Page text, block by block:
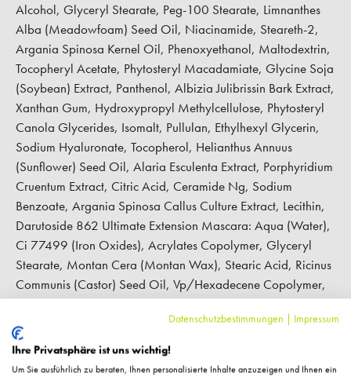
Alcohol, Glyceryl Stearate, Peg-100 Stearate, Limnanthes
Alba (Meadowfoam) Seed Oil, Niacinamide, Steareth-2,
Argania Spinosa Kernel Oil, Phenoxyethanol, Maltodextrin,
Tocopheryl Acetate, Phytosteryl Macadamiate, Glycine Soja
(Soybean) Extract, Panthenol, Albizia Julibrissin Bark Extract,
Xanthan Gum, Hydroxypropyl Methylcellulose, Phytosteryl
Canola Glycerides, Isomalt, Pullulan, Ethylhexyl Glycerin,
Sodium Hyaluronate, Tocopherol, Helianthus Annuus
(Sunflower) Seed Oil, Alaria Esculenta Extract, Porphyridium
Cruentum Extract, Citric Acid, Ceramide Ng, Sodium
Benzoate, Argania Spinosa Callus Culture Extract, Lecithin,
Darutoside 862 Ultimate Extension Mascara: Aqua (Water),
Ci 77499 (Iron Oxides), Acrylates Copolymer, Glyceryl
Stearate, Montan Cera (Montan Wax), Stearic Acid, Ricinus
Communis (Castor) Seed Oil, Vp/Hexadecene Copolymer,
Polyvinyl Alcohol, Butylene Glycol, Triethanolamine, C12-16
Alcohols, Propylene Glycol, Cera Microcristallina
(Microcrystalline Wax), Benzyl Alcohol, Lecithin, Palmitic
Acid, Copernicia Cerifera Cera (Copernicia Cerifera
Datenschutzbestimmungen | Impressum
Ihre Privatsphäre ist uns wichtig!
Um Sie ausführlich zu beraten, Ihnen personalisierte Inhalte anzuzeigen und Ihnen ein